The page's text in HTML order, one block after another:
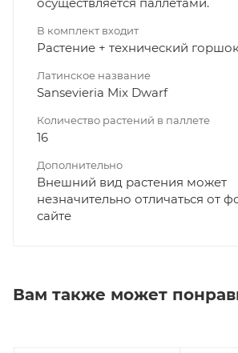
В комплект входит
Растение + технический
Латинское название
Sansevieria Mix Dwarf
Количество растений в паллете
16
Дополнительно
Внешний вид растения может
незначительно отличаться от
сайте
Вам также может